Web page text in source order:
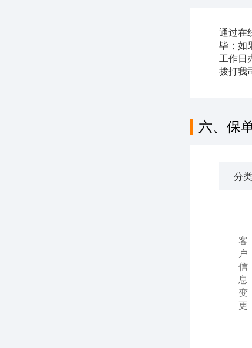
通过在
毕；如
工作日
拨打我
六、保
分类
客
户
信
息
变
更